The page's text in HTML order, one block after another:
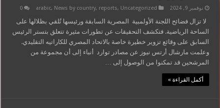
نوفمبر 9, 2024 arabic, News by country, reports, Uncategorized
0
لا تزال فضائح اللجنة الأولمبية المصرية السابقة ورئيسها تُلقي بظلالها على
الساحة الرياضية. فتكشف التحقيقات عن تطورات مثيرة تتعلق بتستر الرئيس
السابق على وقائع تزوير خطيرة خاصة بالاتحاد المصري للكاراتيه التقليدي.
وعلمت مارشال أرتس نيوز عن مصادر توارد أنباء إلى أن مجموعة من
المرشحين قد تمكنوا من الوصول إلى …
أكمل القراءة »